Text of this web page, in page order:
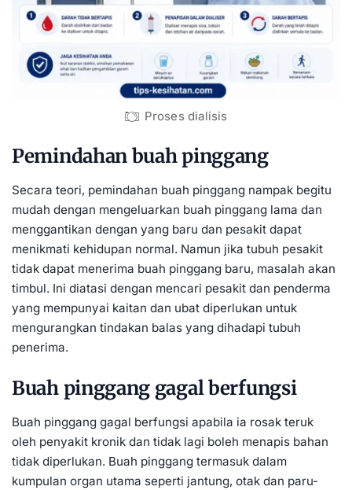
Proses dialisis
Pemindahan buah pinggang
Secara teori, pemindahan buah pinggang nampak begitu
mudah dengan mengeluarkan buah pinggang lama dan
menggantikan dengan yang baru dan pesakit dapat
menikmati kehidupan normal. Namun jika tubuh pesakit
tidak dapat menerima buah pinggang baru, masalah akan
timbul. Ini diatasi dengan mencari pesakit dan penderma
yang mempunyai kaitan dan ubat diperlukan untuk
mengurangkan tindakan balas yang dihadapi tubuh
penerima.
Buah pinggang gagal berfungsi
Buah pinggang gagal berfungsi apabila ia rosak teruk
oleh penyakit kronik dan tidak lagi boleh menapis bahan
tidak diperlukan. Buah pinggang termasuk dalam
kumpulan organ utama seperti jantung, otak dan paru-